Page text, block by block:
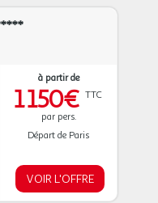
à partir de
1 150€ TTC
par pers.
Départ de Paris
VOIR L'OFFRE